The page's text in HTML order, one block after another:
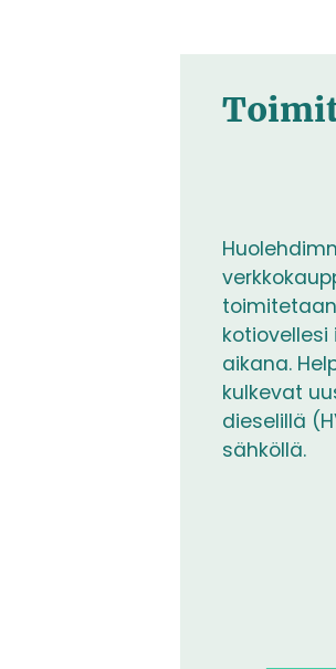
aikana.
kulkevat
dieselillä
sähköllä.